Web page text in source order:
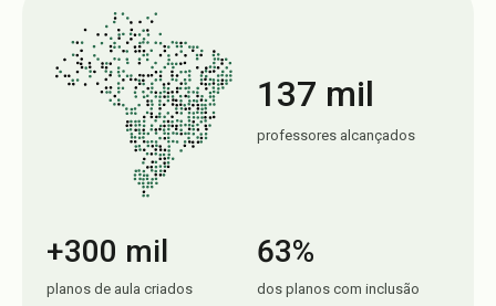
137 mil
professores alcançados
+300 mil
planos de aula criados
63%
dos planos com inclusão